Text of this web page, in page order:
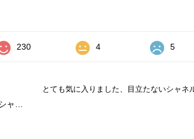
230 4 5
とても気に入りました、目立たないシャネ